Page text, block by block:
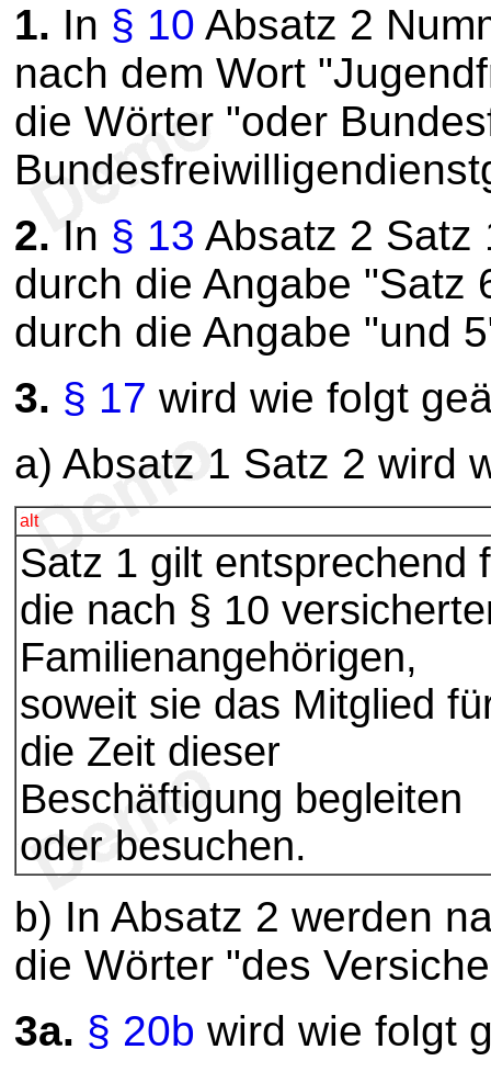
1. In § 10 Absatz 2
nach dem Wort
die Wörter "oder
2. In § 13 Absatz 2 Satz
durch die Angabe "Satz
durch die Angabe "und
3. § 17 wird wie folgt
a) Absatz 1 Satz 2 wird
alt
Satz 1 gilt entsprechend
die nach § 10
Familienangehörigen,
soweit sie das Mitglied
die Zeit dieser
Beschäftigung begleiten
oder besuchen.
b) In Absatz 2 werden
die Wörter "des
3a. § 20b wird wie folgt